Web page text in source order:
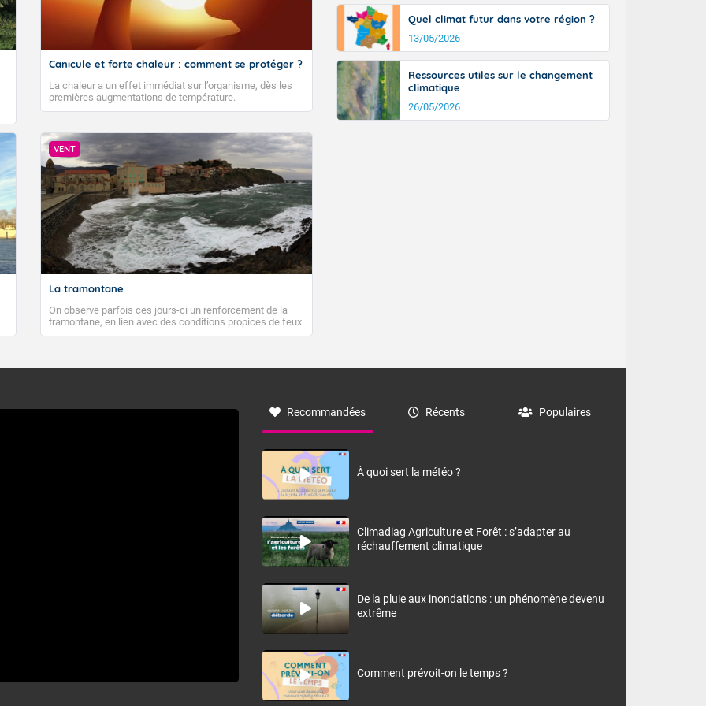
Canicule et forte chaleur : comment se protéger ?
La chaleur a un effet immédiat sur l’organisme, dès les
premières augmentations de température.
VENT
La tramontane
On observe parfois ces jours-ci un renforcement de la
tramontane, en lien avec des conditions propices de feux
de forêt. Mais qu'est-ce que la tramontane ? Quelles sont
à nord-ouest, dans un secteur qui part du Roussillon à la
monts, en allusion aux régions montagneuses d’où
Quel climat futur dans votre région ?
13/05/2026
Ressources utiles sur le changement
climatique
26/05/2026
Recommandées Récents Populaires
À quoi sert la météo ?
Climadiag Agriculture et Forêt : s’adapter au
réchauffement climatique
De la pluie aux inondations : un phénomène devenu
extrême
Comment prévoit-on le temps ?